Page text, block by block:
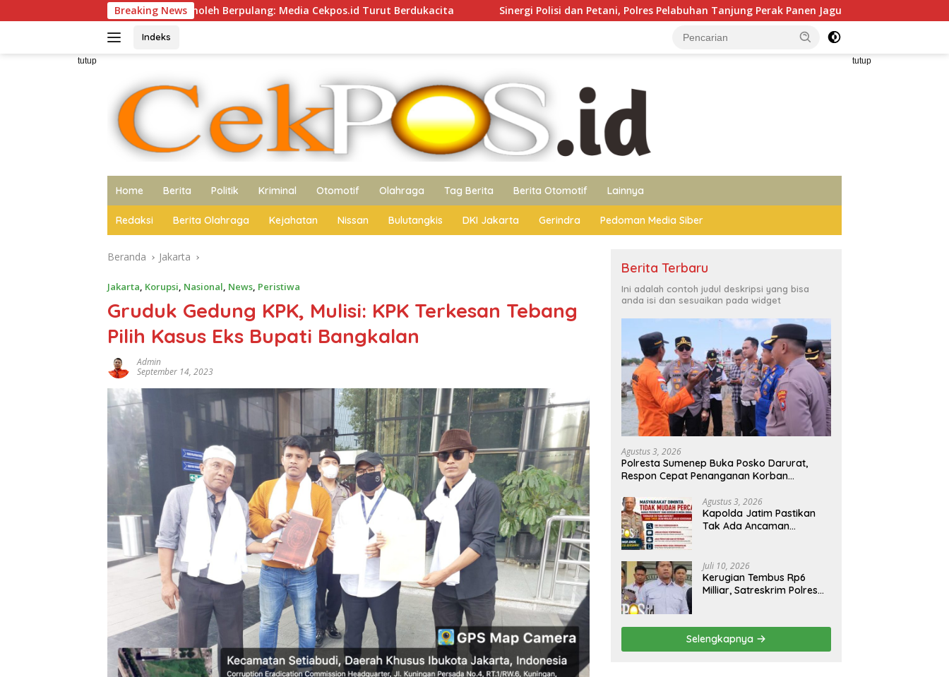
ke
Breaking News
Duka, Cak Sholeh Berpulang: Media Cekpos.id Turut Berdukacita Sinergi Polisi dan Petani, Polres Pelabuhan Tanjung Perak Panen Jagung Pulut Ketan Ungu
Indeks
tutup tutup
Home Berita Politik Kriminal Otomotif Olahraga Tag Berita Berita Otomotif Lainnya
Redaksi Berita Olahraga Kejahatan Nissan Bulutangkis DKI Jakarta Gerindra Pedoman Media Siber
Beranda Jakarta
Jakarta, Korupsi, Nasional, News, Peristiwa
Gruduk Gedung KPK, Mulisi: KPK Terkesan Tebang
Pilih Kasus Eks Bupati Bangkalan
Admin
September 14, 2023
Berita Terbaru
Ini adalah contoh judul deskripsi yang bisa
anda isi dan sesuaikan pada widget
Agustus 3, 2026
Polresta Sumenep Buka Posko Darurat,
Respon Cepat Penanganan Korban
Agustus 3, 2026
Kapolda Jatim Pastikan
Tak Ada Ancaman
Percaya Hoaks
Juli 10, 2026
Kerugian Tembus Rp6
Milliar, Satreskrim Polres
Arisan Bodong
Selengkapnya